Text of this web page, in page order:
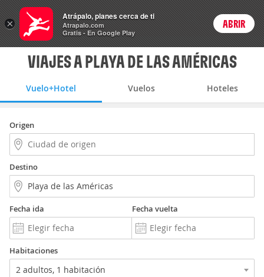
Vuelo+Hotel Login
VIAJES A PLAYA DE LAS AMÉRICAS
Vuelo+Hotel Vuelos Hoteles
Origen
Destino
Fecha ida Fecha vuelta
Habitaciones
×
Atrápalo, planes cerca de ti
Atrapalo.com
Gratis - En Google Play
ABRIR